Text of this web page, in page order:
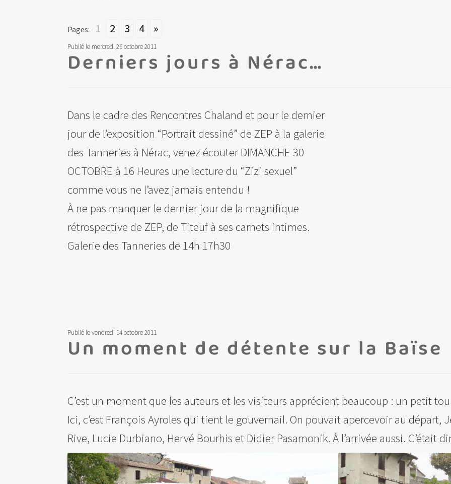
Pages: 1 2 3 4 »
Publié le mercredi 26 octobre 2011
Derniers jours à Nérac…
Dans le cadre des Rencontres Chaland et pour le dernier
jour de l’exposition “Portrait dessiné” de ZEP à la galerie
des Tanneries à Nérac, venez écouter DIMANCHE 30
OCTOBRE à 16 Heures une lecture du “Zizi sexuel”
comme vous ne l’avez jamais entendu !
À ne pas manquer le dernier jour de la magnifique
rétrospective de ZEP, de Titeuf à ses carnets intimes.
Galerie des Tanneries de 14h 17h30
Publié le vendredi 14 octobre 2011
Un moment de détente sur la Baïse
C’est un moment que les auteurs et les visiteurs apprécient beaucoup : un petit
Ici, c’est François Ayroles qui tient le gouvernail. On pouvait apercevoir au départ,
Rive, Lucie Durbiano, Hervé Bourhis et Didier Pasamonik. À l’arrivée aussi. C’était